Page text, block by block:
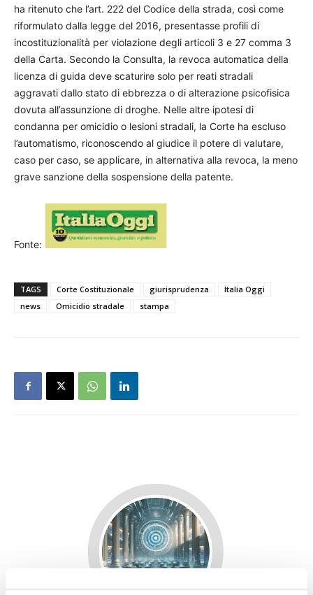
ha ritenuto che l’art. 222 del Codice della strada, così come
riformulato dalla legge del 2016, presentasse profili di
incostituzionalità per violazione degli articoli 3 e 27 comma 3
della Carta. Secondo la Consulta, la revoca automatica della
licenza di guida deve scaturire solo per reati stradali
aggravati dallo stato di ebbrezza o di alterazione psicofisica
dovuta all’assunzione di droghe. Nelle altre ipotesi di
condanna per omicidio o lesioni stradali, la Corte ha escluso
l’automatismo, riconoscendo al giudice il potere di valutare,
caso per caso, se applicare, in alternativa alla revoca, la meno
grave sanzione della sospensione della patente.
Fonte:
TAGS Corte Costituzionale giurisprudenza
Italia Oggi
news
Omicidio stradale stampa